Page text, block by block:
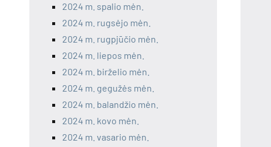
2024 m. spalio mėn.
2024 m. rugsėjo mėn.
2024 m. rugpjūčio mėn.
2024 m. liepos mėn.
2024 m. birželio mėn.
2024 m. gegužės mėn.
2024 m. balandžio mėn.
2024 m. kovo mėn.
2024 m. vasario mėn.